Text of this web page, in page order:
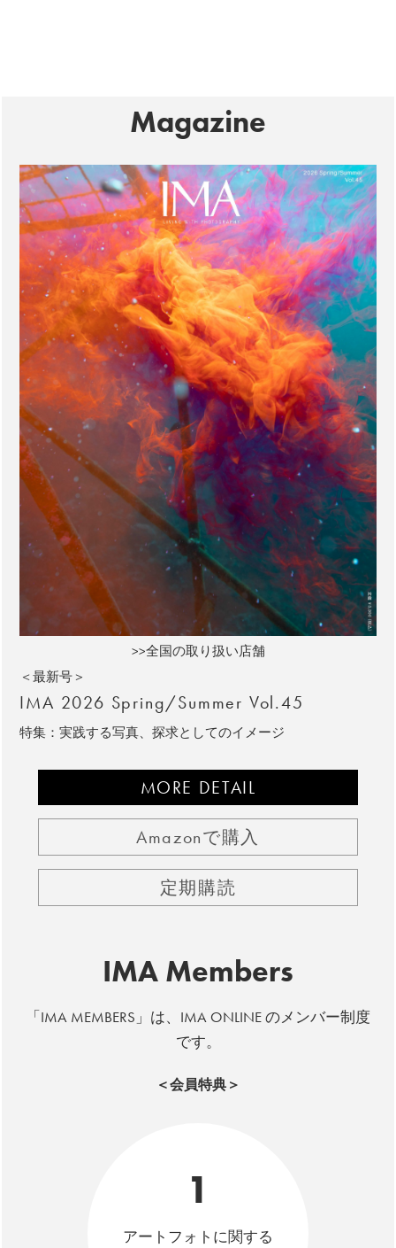
Magazine
>>全国の取り扱い店舗
＜最新号＞
IMA 2026 Spring/Summer Vol.45
特集：実践する写真、探求としてのイメージ
MORE DETAIL
Amazonで購入
定期購読
IMA Members
「IMA MEMBERS」は、IMA ONLINE のメンバー制度
です。
＜会員特典＞
1
アートフォトに関する